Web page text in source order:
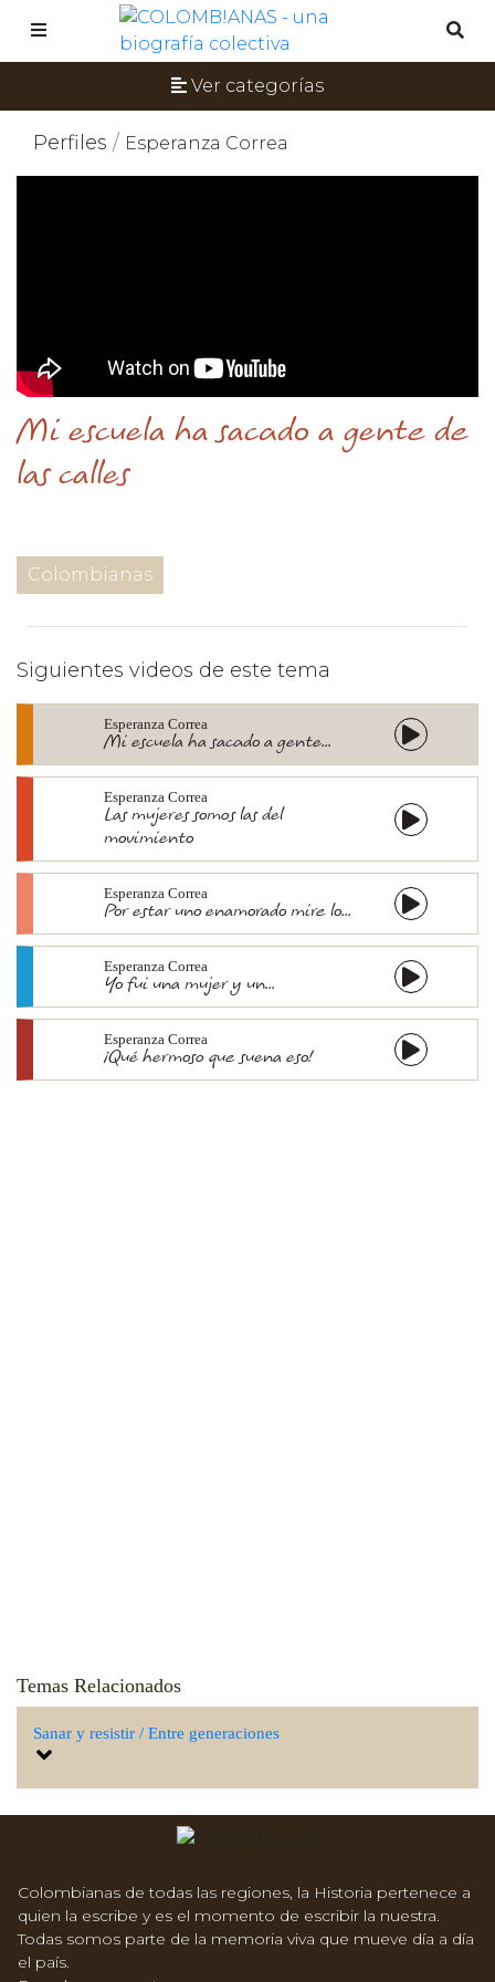
Ver categorías
Perfiles / Esperanza Correa
Mi escuela ha sacado a gente de
las calles
Colombianas
Siguientes videos de este tema
Esperanza Correa
Mi escuela ha sacado a gente...
Esperanza Correa
Las mujeres somos las del
movimiento
Esperanza Correa
Por estar uno enamorado mire lo...
Esperanza Correa
Yo fui una mujer y un...
Esperanza Correa
¡Qué hermoso que suena eso!
Temas Relacionados
Sanar y resistir / Entre generaciones
Colombianas de todas las regiones, la Historia pertenece a
quien la escribe y es el momento de escribir la nuestra.
Todas somos parte de la memoria viva que mueve día a día
el país.